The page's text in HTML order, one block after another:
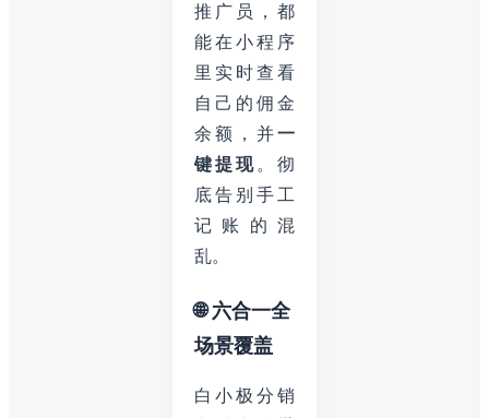
推广员，都
能在小程序
里实时查看
自己的佣金
余额，并一
键提现 。彻
底告别手工
记账的混
乱。
🌐 六合一全
场景覆盖
白小极分销